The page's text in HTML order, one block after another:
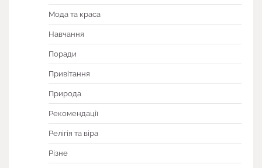
Мода та краса
Навчання
Поради
Привітання
Природа
Рекомендації
Релігія та віра
Різне